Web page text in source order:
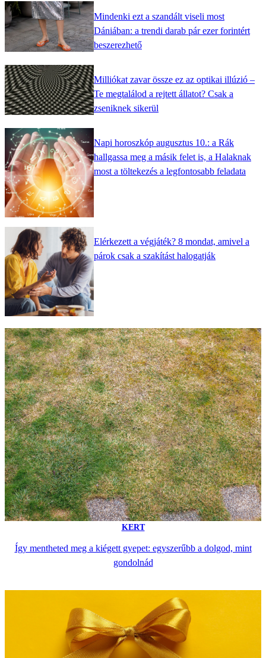
Mindenki ezt a szandált viseli most
Dániában: a trendi darab pár ezer forintért
beszerezhető
Milliókat zavar össze ez az optikai illúzió –
Te megtalálod a rejtett állatot? Csak a
zseniknek sikerül
Napi horoszkóp augusztus 10.: a Rák
hallgassa meg a másik felet is, a Halaknak
most a töltekezés a legfontosabb feladata
Elérkezett a végjáték? 8 mondat, amivel a
párok csak a szakítást halogatják
KERT
Így mentheted meg a kiégett gyepet: egyszerűbb a dolgod, mint
gondolnád